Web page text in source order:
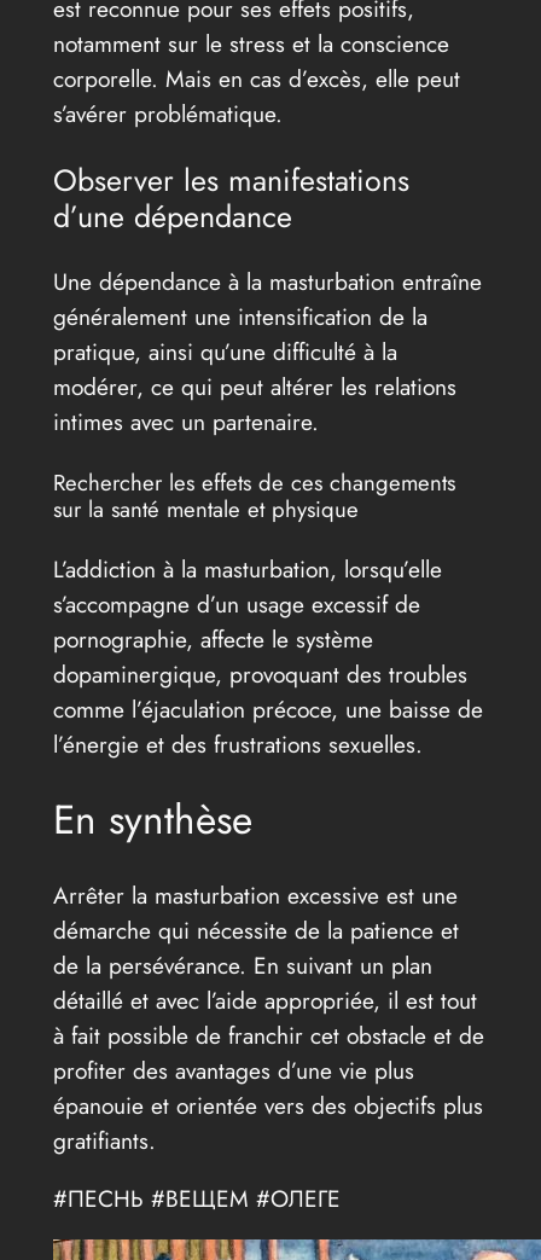
est reconnue pour ses effets positifs,
notamment sur le stress et la conscience
corporelle. Mais en cas d’excès, elle peut
s’avérer problématique.
Observer les manifestations
d’une dépendance
Une dépendance à la masturbation entraîne
généralement une intensification de la
pratique, ainsi qu’une difficulté à la
modérer, ce qui peut altérer les relations
intimes avec un partenaire.
Rechercher les effets de ces changements
sur la santé mentale et physique
L’addiction à la masturbation, lorsqu’elle
s’accompagne d’un usage excessif de
pornographie, affecte le système
dopaminergique, provoquant des troubles
comme l’éjaculation précoce, une baisse de
l’énergie et des frustrations sexuelles.
En synthèse
Arrêter la masturbation excessive est une
démarche qui nécessite de la patience et
de la persévérance. En suivant un plan
détaillé et avec l’aide appropriée, il est tout
à fait possible de franchir cet obstacle et de
profiter des avantages d’une vie plus
épanouie et orientée vers des objectifs plus
gratifiants.
#ПЕСНЬ #ВЕЩЕМ #ОЛЕГЕ